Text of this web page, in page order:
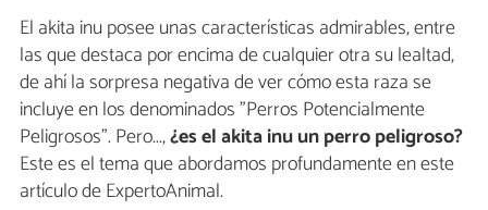
El akita inu posee unas características admirables, entre
las que destaca por encima de cualquier otra su lealtad,
de ahí la sorpresa negativa de ver cómo esta raza se
incluye en los denominados "Perros Potencialmente
Peligrosos". Pero...,¿es el akita inu un perro peligroso?
Este es el tema que abordamos profundamente en este
artículo de ExpertoAnimal.